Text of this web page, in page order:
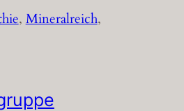
, Mineralreich